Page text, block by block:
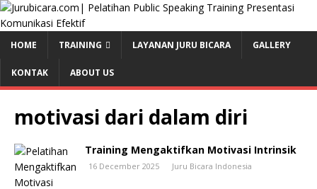
HOME TRAINING LAYANAN JURU BICARA GALLERY
KONTAK ABOUT US
motivasi dari dalam diri
Training Mengaktifkan Motivasi Intrinsik
16 December 2025 Juru Bicara Indonesia